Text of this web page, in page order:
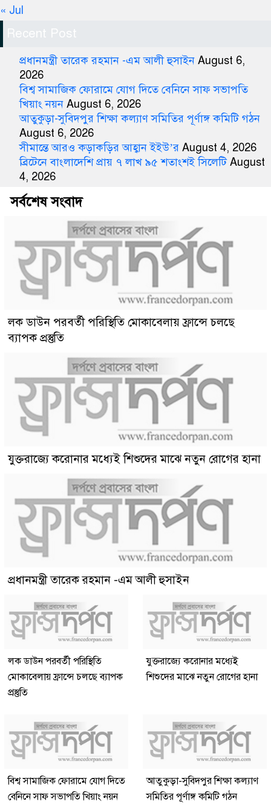
« Jul
Recent Post
প্রধানমন্ত্রী তারেক রহমান -এম আলী হুসাইন August 6,
2026
বিশ্ব সামাজিক ফোরামে যোগ দিতে বেনিনে সাফ সভাপতি
খিয়াং নয়ন August 6, 2026
আতুকুড়া-সুবিদপুর শিক্ষা কল্যাণ সমিতির পূর্ণাঙ্গ কমিটি গঠন
August 6, 2026
সীমান্তে আরও কড়াকড়ির আহ্বান ইইউ’র August 4, 2026
ব্রিটেনে বাংলাদেশি প্রায় ৭ লাখ ৯৫ শতাংশই সিলেটি August
4, 2026
সর্বশেষ সংবাদ
লক ডাউন পরবর্তী পরিস্থিতি মোকাবেলায় ফ্রান্সে চলছে
ব্যাপক প্রস্তুতি
যুক্তরাজ্যে করোনার মধ্যেই শিশুদের মাঝে নতুন রোগের হানা
প্রধানমন্ত্রী তারেক রহমান -এম আলী হুসাইন
লক ডাউন পরবর্তী পরিস্থিতি
মোকাবেলায় ফ্রান্সে চলছে ব্যাপক
প্রস্তুতি
যুক্তরাজ্যে করোনার মধ্যেই
শিশুদের মাঝে নতুন রোগের হানা
বিশ্ব সামাজিক ফোরামে যোগ দিতে
বেনিনে সাফ সভাপতি খিয়াং নয়ন
আতুকুড়া-সুবিদপুর শিক্ষা কল্যাণ
সমিতির পূর্ণাঙ্গ কমিটি গঠন